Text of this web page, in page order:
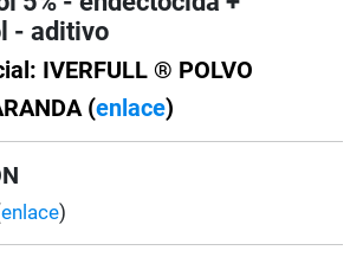
- aditivo
IVERFULL ® POLVO
(enlace)
enlace)